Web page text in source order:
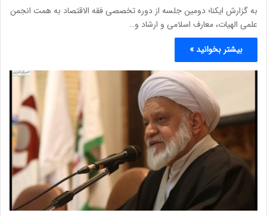
به گزارش ایکنا؛ دومین جلسه از دوره تخصصی فقه الاقتصاد به همت انجمن
علمی الهیات، معارف اسلامی و ارشاد و…
بیشتر بخوانید »